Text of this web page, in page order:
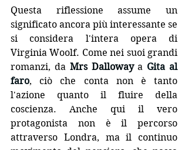
Questa riflessione assume un
significato ancora più interessante se
si considera l'intera opera di
Virginia Woolf. Come nei suoi grandi
romanzi, da Mrs Dalloway a Gita al
faro, ciò che conta non è tanto
l'azione quanto il fluire della
coscienza. Anche qui il vero
protagonista non è il percorso
attraverso Londra, ma il continuo